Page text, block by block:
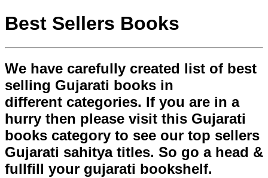
Best Sellers Books
We have carefully created list of best
selling Gujarati books in
different categories. If you are in a
hurry then please visit this Gujarati
books category to see our top sellers
Gujarati sahitya titles. So go a head &
fullfill your gujarati bookshelf.